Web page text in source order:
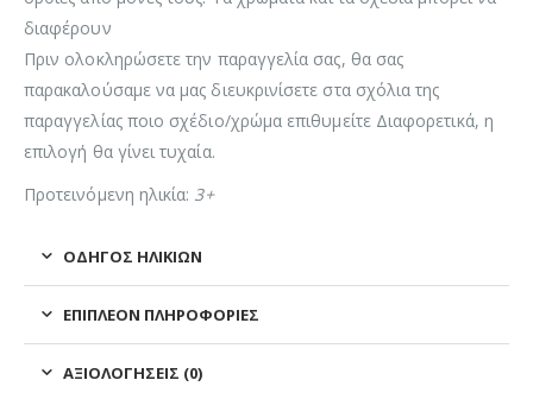
διαφέρουν
Πριν ολοκληρώσετε την παραγγελία σας, θα σας
παρακαλούσαμε να μας διευκρινίσετε στα σχόλια της
παραγγελίας ποιο σχέδιο/χρώμα επιθυμείτε Διαφορετικά, η
επιλογή θα γίνει τυχαία.
Προτεινόμενη ηλικία: 3+
ΟΔΗΓΌΣ ΗΛΙΚΙΏΝ
ΕΠΙΠΛΈΟΝ ΠΛΗΡΟΦΟΡΊΕΣ
ΑΞΙΟΛΟΓΉΣΕΙΣ (0)